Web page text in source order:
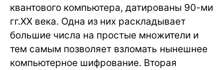
квантового компьютера, датированы 90-ми
гг.ХХ века. Одна из них раскладывает
большие числа на простые множители и
тем самым позволяет взломать нынешнее
компьютерное шифрование. Вторая